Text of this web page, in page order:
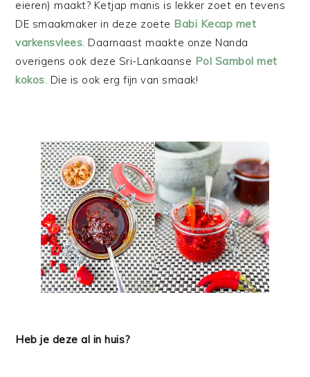
eieren) maakt? Ketjap manis is lekker zoet en tevens
DE smaakmaker in deze zoete Babi Kecap met
varkensvlees . Daarnaast maakte onze Nanda
overigens ook deze Sri-Lankaanse Pol Sambol met
kokos . Die is ook erg fijn van smaak!
Heb je deze al in huis?